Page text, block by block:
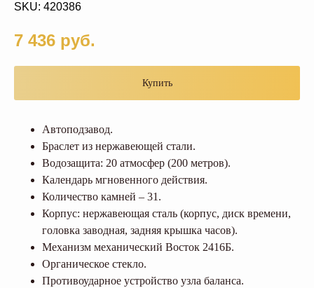
SKU: 420386
7 436 руб.
Купить
Автоподзавод.
Браслет из нержавеющей стали.
Водозащита: 20 атмосфер (200 метров).
Календарь мгновенного действия.
Количество камней – 31.
Корпус: нержавеющая сталь (корпус, диск времени,
головка заводная, задняя крышка часов).
Механизм механический Восток 2416Б.
Органическое стекло.
Противоударное устройство узла баланса.